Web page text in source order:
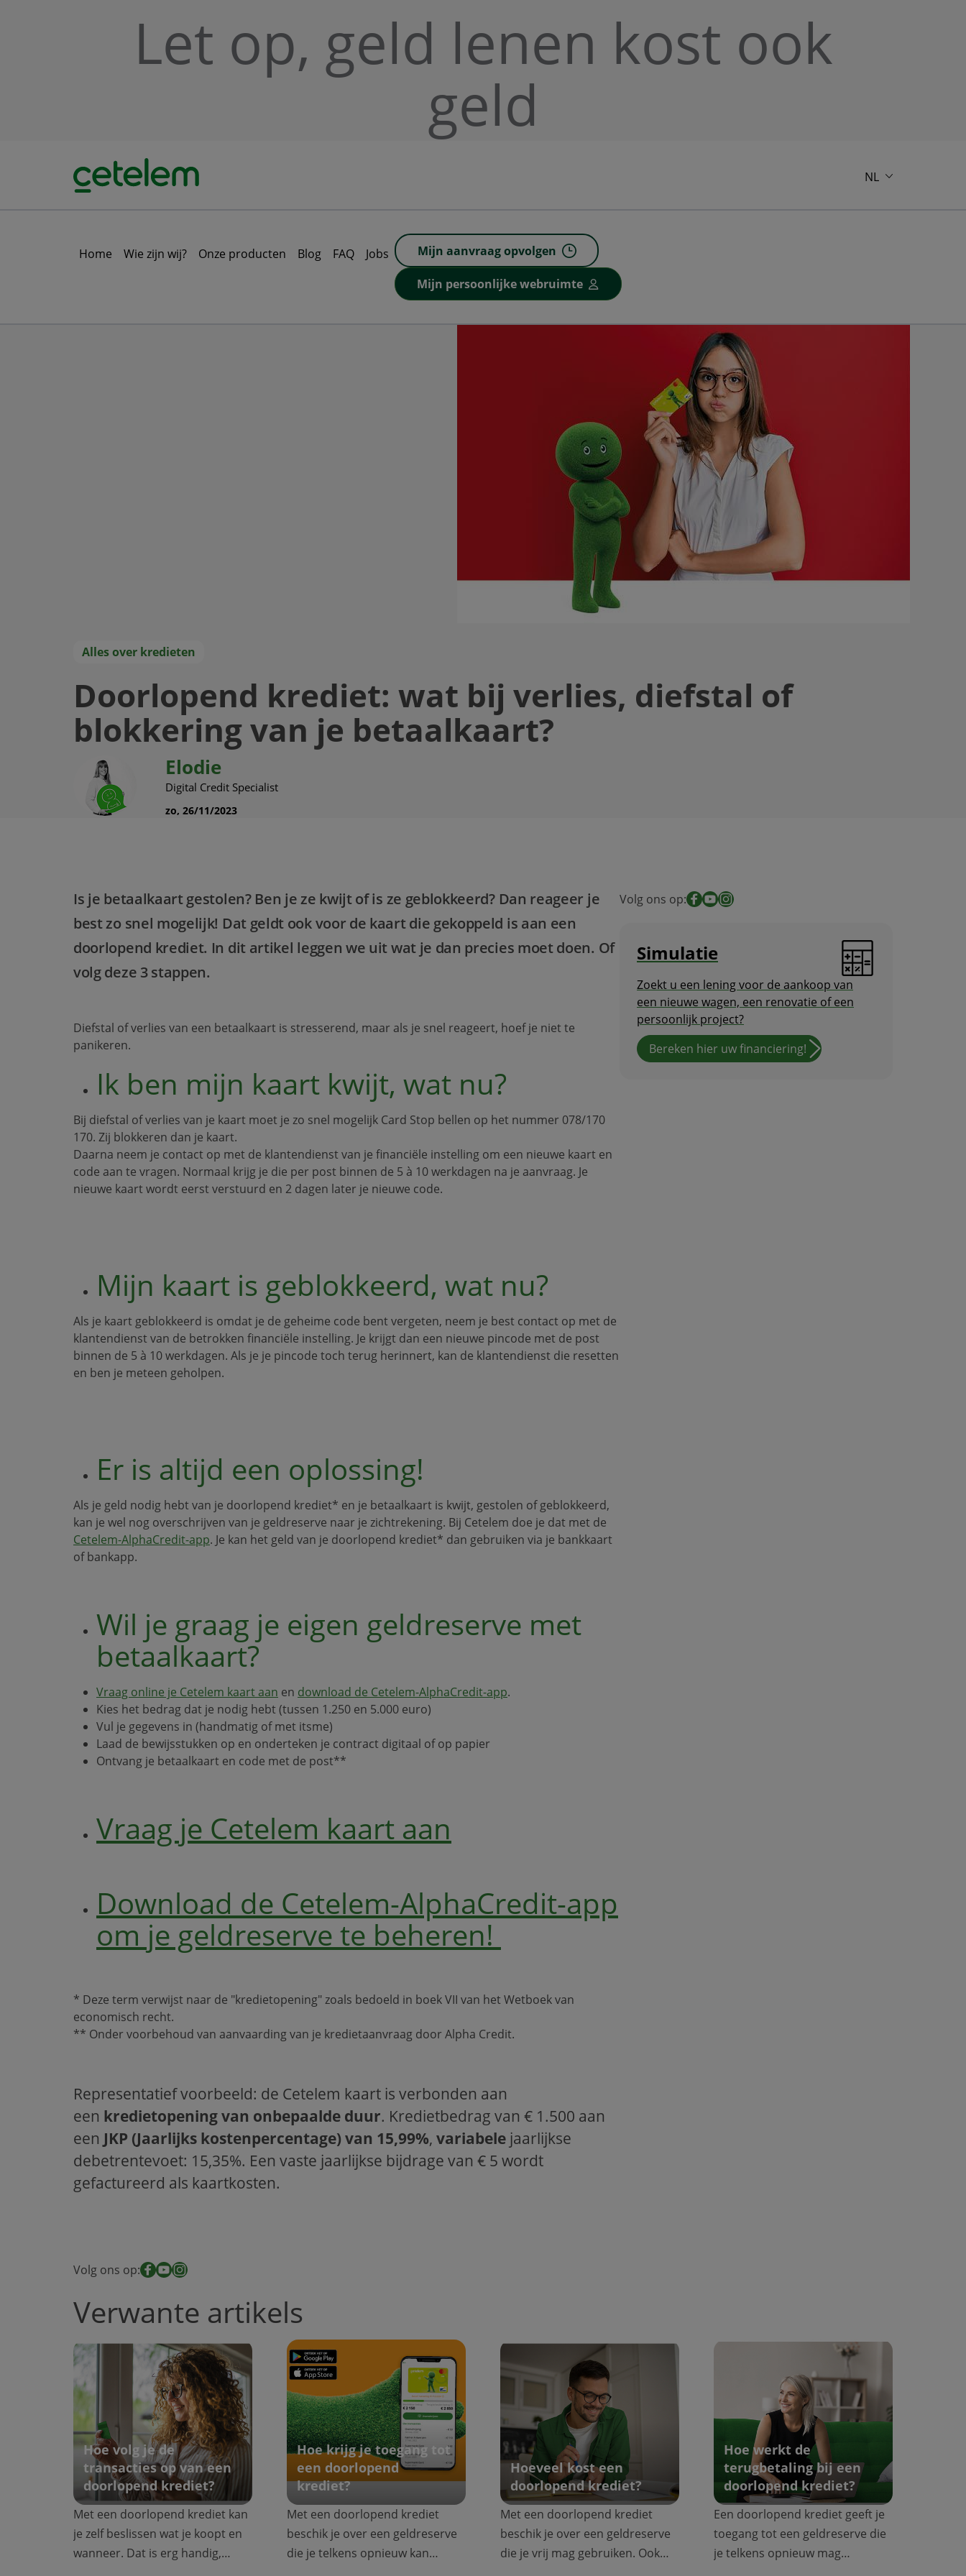
Let op, geld lenen kost ook
geld
NL
Home Wie zijn wij? Onze producten Blog FAQ Jobs Mijn aanvraag opvolgen
Mijn persoonlijke webruimte
Alles over kredieten
Doorlopend krediet: wat bij verlies, diefstal of
blokkering van je betaalkaart?
Elodie
Digital Credit Specialist
zo, 26/11/2023
Is je betaalkaart gestolen? Ben je ze kwijt of is ze geblokkeerd? Dan reageer je
best zo snel mogelijk! Dat geldt ook voor de kaart die gekoppeld is aan een
doorlopend krediet. In dit artikel leggen we uit wat je dan precies moet doen. Of
volg deze 3 stappen.
Diefstal of verlies van een betaalkaart is stresserend, maar als je snel reageert, hoef je niet te
panikeren.
Ik ben mijn kaart kwijt, wat nu?
Bij diefstal of verlies van je kaart moet je zo snel mogelijk Card Stop bellen op het nummer 078/170
170. Zij blokkeren dan je kaart.
Daarna neem je contact op met de klantendienst van je financiële instelling om een nieuwe kaart en
code aan te vragen. Normaal krijg je die per post binnen de 5 à 10 werkdagen na je aanvraag. Je
nieuwe kaart wordt eerst verstuurd en 2 dagen later je nieuwe code.
Mijn kaart is geblokkeerd, wat nu?
Als je kaart geblokkeerd is omdat je de geheime code bent vergeten, neem je best contact op met de
klantendienst van de betrokken financiële instelling. Je krijgt dan een nieuwe pincode met de post
binnen de 5 à 10 werkdagen. Als je je pincode toch terug herinnert, kan de klantendienst die resetten
en ben je meteen geholpen.
Er is altijd een oplossing!
Als je geld nodig hebt van je doorlopend krediet* en je betaalkaart is kwijt, gestolen of geblokkeerd,
kan je wel nog overschrijven van je geldreserve naar je zichtrekening. Bij Cetelem doe je dat met de
Cetelem-AlphaCredit-app. Je kan het geld van je doorlopend krediet* dan gebruiken via je bankkaart
of bankapp.
Wil je graag je eigen geldreserve met
betaalkaart?
Vraag online je Cetelem kaart aan en download de Cetelem-AlphaCredit-app.
Kies het bedrag dat je nodig hebt (tussen 1.250 en 5.000 euro)
Vul je gegevens in (handmatig of met itsme)
Laad de bewijsstukken op en onderteken je contract digitaal of op papier
Ontvang je betaalkaart en code met de post**
Vraag je Cetelem kaart aan
Download de Cetelem-AlphaCredit-app
om je geldreserve te beheren!
* Deze term verwijst naar de "kredietopening" zoals bedoeld in boek VII van het Wetboek van
economisch recht.
** Onder voorbehoud van aanvaarding van je kredietaanvraag door Alpha Credit.
Representatief voorbeeld: de Cetelem kaart is verbonden aan
een kredietopening van onbepaalde duur. Kredietbedrag van € 1.500 aan
een JKP (Jaarlijks kostenpercentage) van 15,99%, variabele jaarlijkse
debetrentevoet: 15,35%. Een vaste jaarlijkse bijdrage van € 5 wordt
gefactureerd als kaartkosten.
Volg ons op:Facebook
YouTube
Instagram
Volg ons op:Facebook
YouTube
Instagram
Simulatie
Zoekt u een lening voor de aankoop van
een nieuwe wagen, een renovatie of een
persoonlijk project?
Bereken hier uw financiering!
Verwante artikels
Hoe volg je de
transacties op van een
doorlopend krediet?
Met een doorlopend krediet kan
je zelf beslissen wat je koopt en
wanneer. Dat is erg handig,
Hoe krijg je toegang tot
een doorlopend
krediet?
Met een doorlopend krediet
beschik je over een geldreserve
die je telkens opnieuw kan
Hoeveel kost een
doorlopend krediet?
Met een doorlopend krediet
beschik je over een geldreserve
die je vrij mag gebruiken. Ook
Hoe werkt de
terugbetaling bij een
doorlopend krediet?
Een doorlopend krediet geeft je
toegang tot een geldreserve die
je telkens opnieuw mag